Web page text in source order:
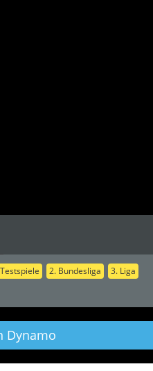
Testspiele 2. Bundesliga
3. Liga
Dynamo